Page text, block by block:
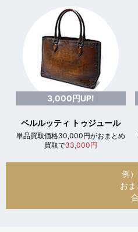
3,000円UP!
ベルルッティ トゥジュール
単品買取価格30,000円がおまとめ
買取で33,000円
例
お